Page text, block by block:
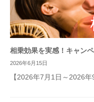
相乗効果を実感！キャン
2026年6月15日
【2026年7月1日～2026